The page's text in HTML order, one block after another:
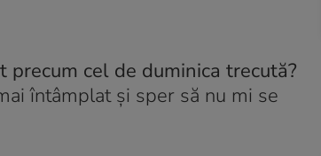
cel de duminica trecută?
întâmplat şi sper să nu mi se